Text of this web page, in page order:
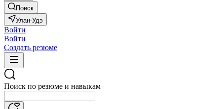
Поиск
Улан-Удэ
Войти
Войти
Создать резюме
Поиск по резюме и навыкам